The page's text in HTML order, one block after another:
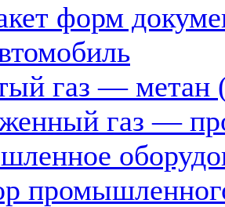
форм
газ — метан
газ —